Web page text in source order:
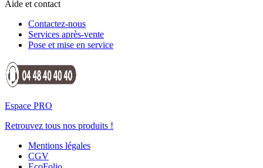
Aide et contact
Contactez-nous
Services après-vente
Pose et mise en service
Espace PRO
Retrouvez tous nos produits !
Mentions légales
CGV